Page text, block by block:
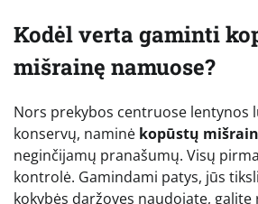
Kodėl verta gaminti
mišrainę namuose?
Nors prekybos centruose lentynos
konservų, naminė kopūstų
neginčijamų pranašumų. Visų
kontrolė. Gamindami patys, jūs
kokybės daržoves naudojate,